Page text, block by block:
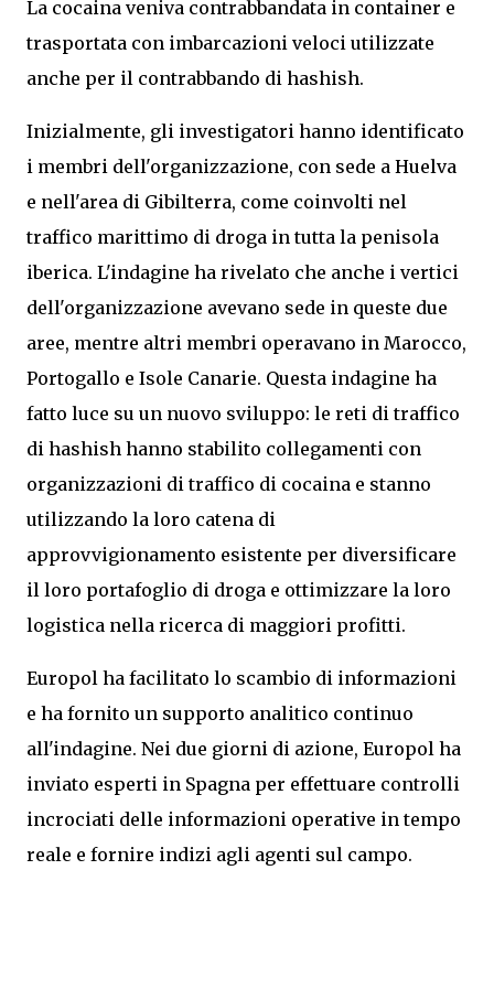
La cocaina veniva contrabbandata in container e
trasportata con imbarcazioni veloci utilizzate
anche per il contrabbando di hashish.
Inizialmente, gli investigatori hanno identificato
i membri dell'organizzazione, con sede a Huelva
e nell'area di Gibilterra, come coinvolti nel
traffico marittimo di droga in tutta la penisola
iberica. L'indagine ha rivelato che anche i vertici
dell'organizzazione avevano sede in queste due
aree, mentre altri membri operavano in Marocco,
Portogallo e Isole Canarie. Questa indagine ha
fatto luce su un nuovo sviluppo: le reti di traffico
di hashish hanno stabilito collegamenti con
organizzazioni di traffico di cocaina e stanno
utilizzando la loro catena di
approvvigionamento esistente per diversificare
il loro portafoglio di droga e ottimizzare la loro
logistica nella ricerca di maggiori profitti.
Europol ha facilitato lo scambio di informazioni
e ha fornito un supporto analitico continuo
all'indagine. Nei due giorni di azione, Europol ha
inviato esperti in Spagna per effettuare controlli
incrociati delle informazioni operative in tempo
reale e fornire indizi agli agenti sul campo.